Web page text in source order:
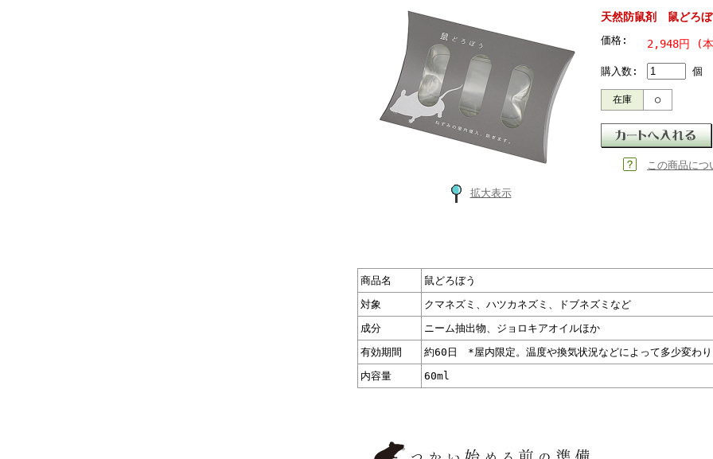
拡大表示
天然防鼠剤 鼠どろぼ
価格: 2,948円 (
購入数: 個
在庫 ○
この商品に
商品名
鼠どろぼう
対象
クマネズミ、ハツカネズミ、ドブネズミなど
成分
ニーム抽出物、ジョロキアオイルほか
有効期間
約60日 *屋内限定。温度や換気状況などによって多少変わり
内容量
60ml